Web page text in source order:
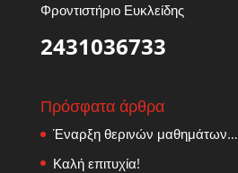
Φροντιστήριο Ευκλείδης
2431036733
Πρόσφατα άρθρα
Έναρξη θερινών μαθημάτων…
Καλή επιτυχία!